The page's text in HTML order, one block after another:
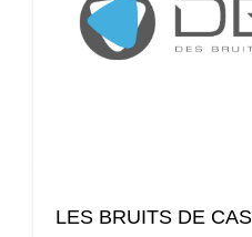
LES BRUITS DE